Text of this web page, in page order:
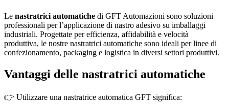
Le nastratrici automatiche di GFT Automazioni sono soluzioni
professionali per l’applicazione di nastro adesivo su imballaggi
industriali. Progettate per efficienza, affidabilità e velocità
produttiva, le nostre nastratrici automatiche sono ideali per linee di
confezionamento, packaging e logistica in diversi settori produttivi.
Vantaggi delle nastratrici automatiche
👉 Utilizzare una nastratrice automatica GFT significa: